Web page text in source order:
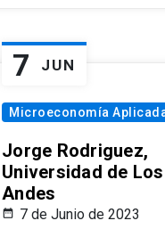
7 JUN
Microeconomía
Jorge Rodriguez,
Universidad de Los
Andes
7 de Junio de 2023